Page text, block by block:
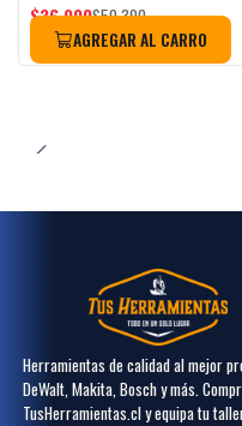
$36.990$50.390
AGREGAR AL CARRO
Herramientas de calidad al mejor
DeWalt, Makita, Bosch y más.
TusHerramientas.cl y equipa tu